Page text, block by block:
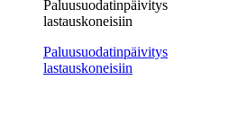
Paluusuodatinpäivitys
lastauskoneisiin
Paluusuodatinpäivitys
lastauskoneisiin